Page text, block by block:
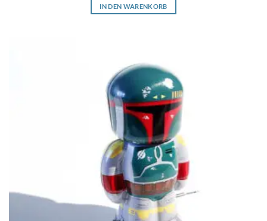
IN DEN WARENKORB